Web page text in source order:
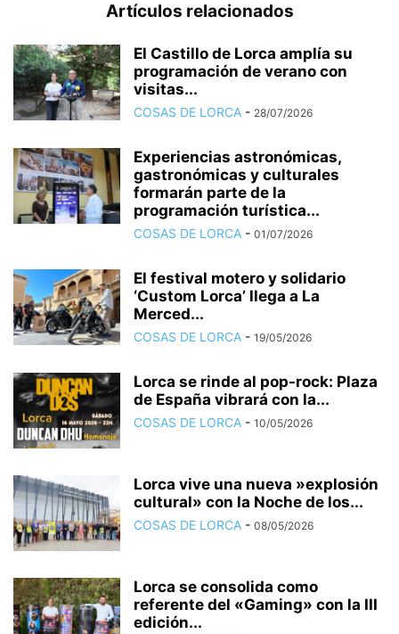
Artículos relacionados
El Castillo de Lorca amplía su
programación de verano con
visitas...
COSAS DE LORCA - 28/07/2026
Experiencias astronómicas,
gastronómicas y culturales
formarán parte de la
programación turística...
COSAS DE LORCA - 01/07/2026
El festival motero y solidario
‘Custom Lorca’ llega a La
Merced...
COSAS DE LORCA - 19/05/2026
Lorca se rinde al pop-rock: Plaza
de España vibrará con la...
COSAS DE LORCA - 10/05/2026
Lorca vive una nueva »explosión
cultural» con la Noche de los...
COSAS DE LORCA - 08/05/2026
Lorca se consolida como
referente del «Gaming» con la III
edición...